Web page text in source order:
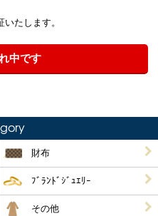
たします。
中です
財布
ﾌﾞﾗﾝﾄﾞｼﾞｭｴﾘｰ
その他